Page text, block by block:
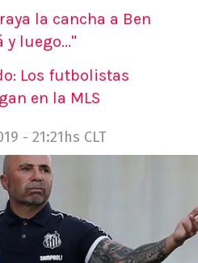
la cancha a Ben
y luego..."
Los futbolistas
en la MLS
- 21:21hs CLT